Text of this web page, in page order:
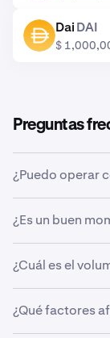
DAI DaiDAI
$ 1,00
Preguntas
¿Puedo operar
para comprar
precio más bajo.
¿Es un buen
complicado,
dollar-cost
recurrentes,
forma
¿Cuál es el
Kraken, por un
¿Qué factores